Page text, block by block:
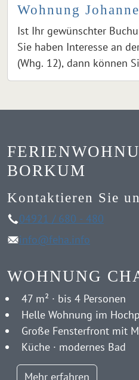
Formular, über das Sie
können. Nach dem
gewünschter
Verfügbarkeit freigegeben.
Wohnung
Ist Ihr gewünschter
Sie haben Interesse an
(Whg. 12), dann können
den Button "Neue
Formular, über das Sie
gewünschter
Verfügbarkeit freigegeben.
BORKUM
Kontaktieren Sie
04921 / 680 - 480
info@feha.info
WOHNUNG
47 m² · bis 4 Personen
Helle Wohnung im
Große Fensterfront mit
Küche · modernes Bad
Mehr erfahren